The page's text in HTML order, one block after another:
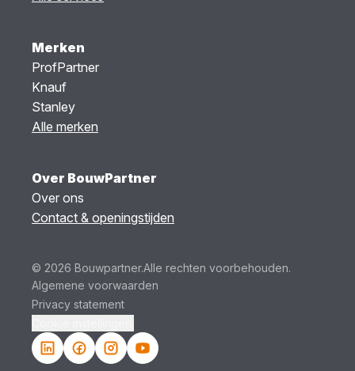
Merken
ProfPartner
Knauf
Stanley
Alle merken
Over BouwPartner
Over ons
Contact & openingstijden
© 2026 Bouwpartner.Alle rechten voorbehouden.
Algemene voorwaarden
Privacy statement